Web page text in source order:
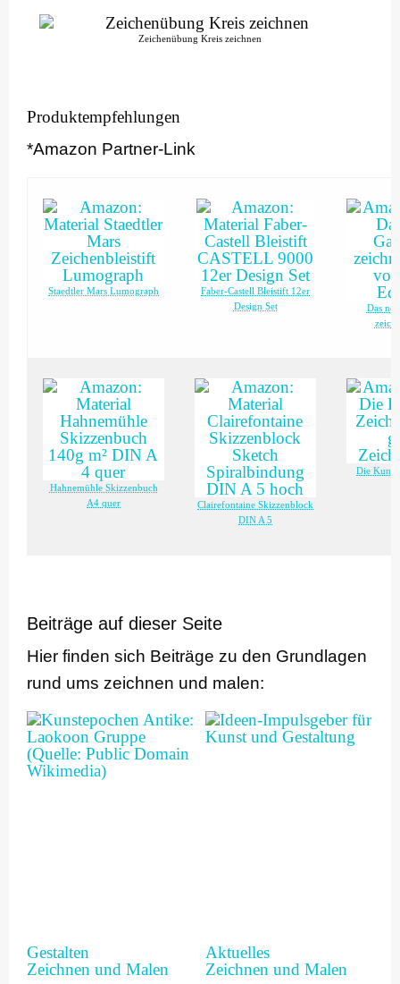
Zeichenübung Kreis zeichnen
Produktempfehlungen
*Amazon Partner-Link
Staedtler Mars Lumograph
Faber-Castell Bleistift 12er
Design Set
Das
Hahnemühle Skizzenbuch
A4 quer
Clairefontaine Skizzenblock
DIN A 5
Die Kunst
Beiträge auf dieser Seite
Hier finden sich Beiträge zu den Grundlagen
rund ums zeichnen und malen:
Gestalten
Zeichnen und Malen
Aktuelles
Zeichnen und Malen